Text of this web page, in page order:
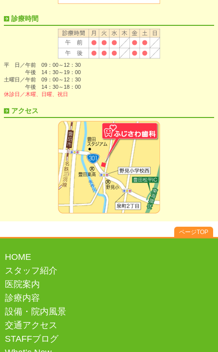
診療時間
平 日／午前 09：00～12：30
午後 14：30～19：00
土曜日／午前 09：00～12：30
午後 14：30～18：00
休診日／木曜、日曜、祝日
アクセス
ページTOP
HOME
スタッフ紹介
医院案内
診療内容
設備・院内風景
交通アクセス
STAFFブログ